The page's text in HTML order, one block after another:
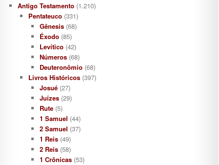
Antigo Testamento(1.210)
Pentateuco (331)
Gênesis(68)
Éxodo(85)
Levítico(42)
Números(68)
Deuteronômio(68)
Livros Históricos (397)
Josué(27)
Juízes(29)
Rute(5)
1 Samuel (44)
2 Samuel (37)
1 Reis(49)
2 Reis(58)
1 Crônicas(53)